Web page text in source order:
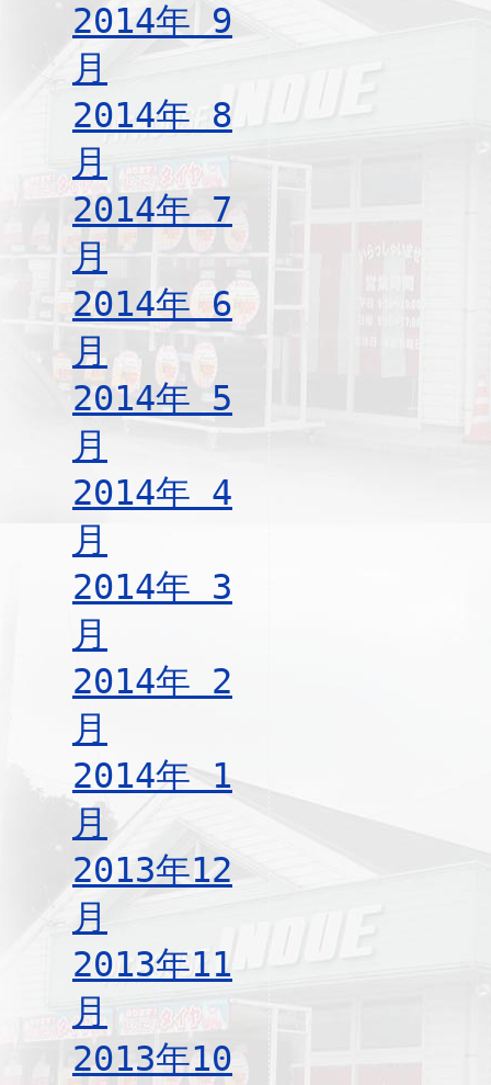
2014年 9
月
2014年 8
月
2014年 7
月
2014年 6
月
2014年 5
月
2014年 4
月
2014年 3
月
2014年 2
月
2014年 1
月
2013年12
月
2013年11
月
2013年10